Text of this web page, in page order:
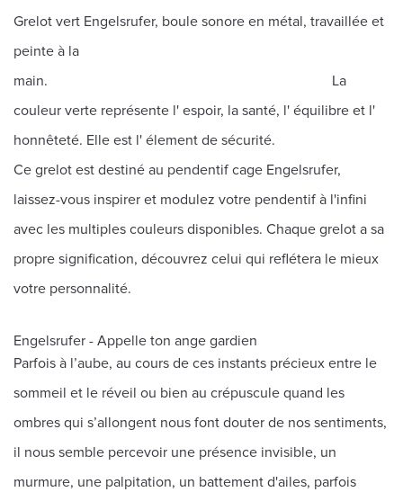
Grelot vert Engelsrufer, boule sonore en métal, travaillée et
peinte à la
main. La
couleur verte représente l' espoir, la santé, l' équilibre et l'
honnêteté. Elle est l' élement de sécurité.
Ce grelot est destiné au pendentif cage Engelsrufer,
laissez-vous inspirer et modulez votre pendentif à l'infini
avec les multiples couleurs disponibles. Chaque grelot a sa
propre signification, découvrez celui qui reflétera le mieux
votre personnalité.
Engelsrufer - Appelle ton ange gardien
Parfois à l’aube, au cours de ces instants précieux entre le
sommeil et le réveil ou bien au crépuscule quand les
ombres qui s’allongent nous font douter de nos sentiments,
il nous semble percevoir une présence invisible, un
murmure, une palpitation, un battement d'ailes, parfois